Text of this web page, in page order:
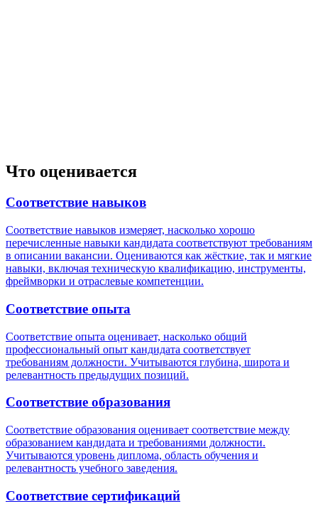
Что оценивается
Соответствие навыков
Соответствие навыков измеряет, насколько хорошо
перечисленные навыки кандидата соответствуют требованиям
в описании вакансии. Оцениваются как жёсткие, так и мягкие
навыки, включая техническую квалификацию, инструменты,
фреймворки и отраслевые компетенции.
Соответствие опыта
Соответствие опыта оценивает, насколько общий
профессиональный опыт кандидата соответствует
требованиям должности. Учитываются глубина, широта и
релевантность предыдущих позиций.
Соответствие образования
Соответствие образования оценивает соответствие между
образованием кандидата и требованиями должности.
Учитываются уровень диплома, область обучения и
релевантность учебного заведения.
Соответствие сертификаций